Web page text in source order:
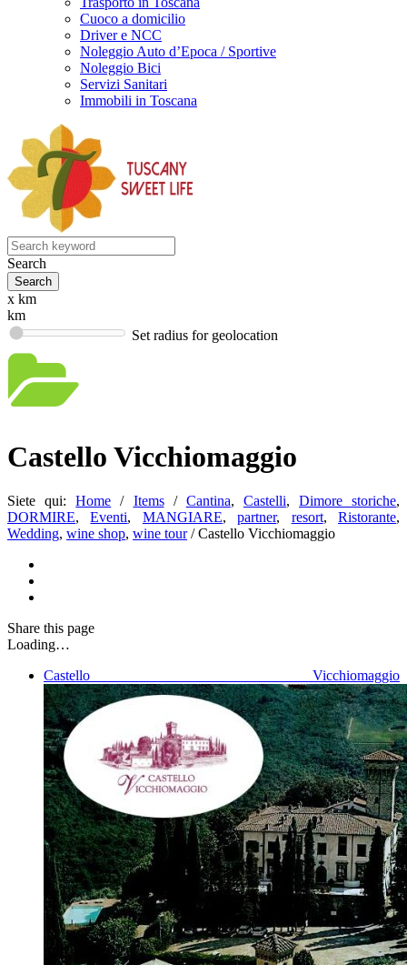
Cuoco a domicilio
Driver e NCC
Noleggio Auto d’Epoca / Sportive
Noleggio Bici
Servizi Sanitari
Immobili in Toscana
Search
x km
km
Set radius for geolocation
Castello Vicchiomaggio
Siete qui: Home / Items / Cantina, Castelli, Dimore storiche,
DORMIRE,Eventi, MANGIARE,partner, resort,Ristorante,
Wedding, wine shop, wine tour / Castello Vicchiomaggio
Share this page
Loading…
Castello Vicchiomaggio